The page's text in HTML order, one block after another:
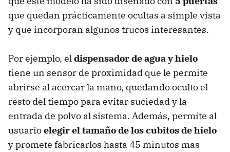
que quedan prácticamente ocultas a simple vista
y que incorporan algunos trucos interesantes.
Por ejemplo, eldispensador de agua y hielo
tiene un sensor de proximidad que le permite
abrirse al acercar la mano, quedando oculto el
resto del tiempo para evitar suciedad y la
entrada de polvo al sistema. Además, permite al
usuarioelegir el tamaño de los cubitos de hielo
y promete fabricarlos hasta 45 minutos mas